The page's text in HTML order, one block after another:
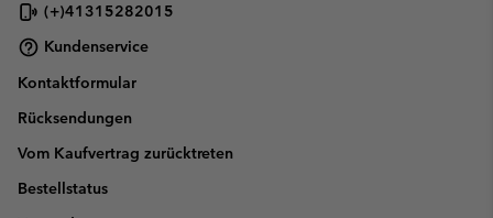
(+)41315282015
Kundenservice
Kontaktformular
Rücksendungen
Vom Kaufvertrag zurücktreten
Bestellstatus